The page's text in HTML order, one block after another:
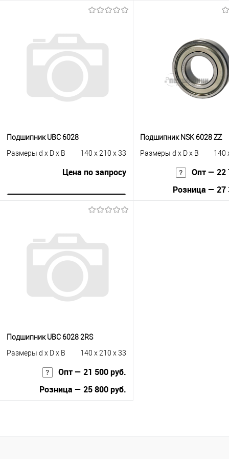
Запросить цену
Купить в 1 клик
В избранное
Купить в 1 клик
К
В избранное
Под
Подшипник UBC 6028
Размеры d x D x B
140 x 210 x 33
Цена по запросу
Запросить цену
Купить в 1 клик
В избранное
Подшипник NSK 6028 ZZ
Размеры d x D x B
140
Опт — 22
Розница — 27
Подшипник UBC 6028 2RS
Размеры d x D x B
140 x 210 x 33
Опт — 21 500 руб.
Розница — 25 800 руб.